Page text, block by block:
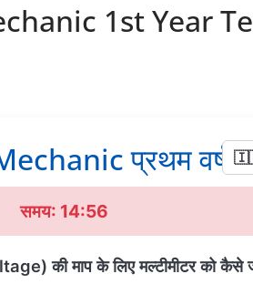
1st Year
प्रथम वर्ष
समय: 14:56
की माप के लिए मल्टीमीटर को कैसे